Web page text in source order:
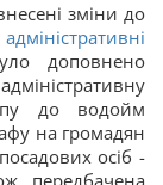
зміни до
доповнено
до водойм
на громадян
осіб -